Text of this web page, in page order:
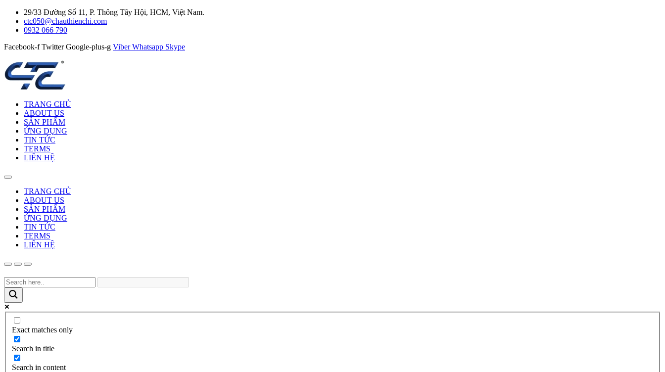
29/33 Đường Số 11, P. Thông Tây Hội, HCM, Việt Nam.
ctc050@chauthienchi.com
0932 066 790
Facebook-f Twitter Google-plus-g Viber Whatsapp Skype
TRANG CHỦ
ABOUT US
SẢN PHẨM
ỨNG DỤNG
TIN TỨC
TERMS
LIÊN HỆ
TRANG CHỦ
ABOUT US
SẢN PHẨM
ỨNG DỤNG
TIN TỨC
TERMS
LIÊN HỆ
Exact matches only
Search in title
Search in content